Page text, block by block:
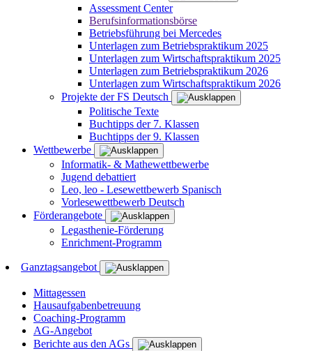
Assessment Center
Berufsinformationsbörse
Betriebsführung bei Mercedes
Unterlagen zum Betriebspraktikum 2025
Unterlagen zum Wirtschaftspraktikum 2025
Unterlagen zum Betriebspraktikum 2026
Unterlagen zum Wirtschaftspraktikum 2026
Projekte der FS Deutsch
Politische Texte
Buchtipps der 7. Klassen
Buchtipps der 9. Klassen
Wettbewerbe
Informatik- & Mathewettbewerbe
Jugend debattiert
Leo, leo - Lesewettbewerb Spanisch
Vorlesewettbewerb Deutsch
Förderangebote
Legasthenie-Förderung
Enrichment-Programm
Ganztagsangebot
Mittagessen
Hausaufgabenbetreuung
Coaching-Programm
AG-Angebot
Berichte aus den AGs